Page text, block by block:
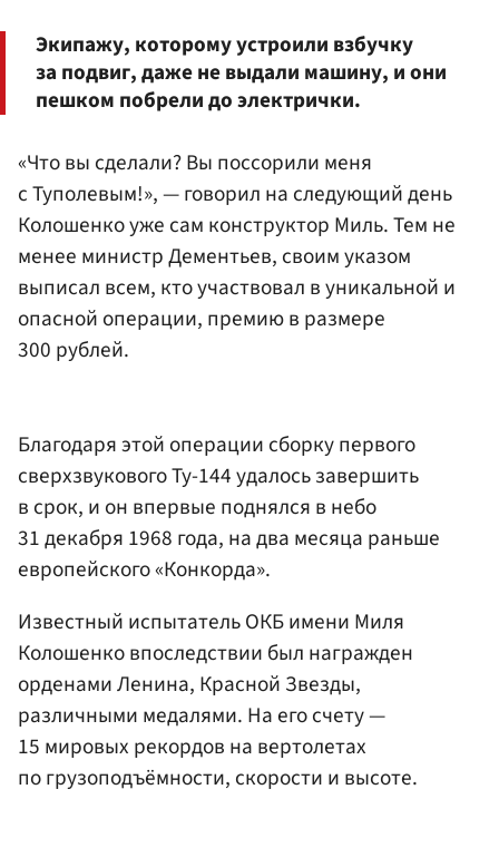
Экипажу, которому устроили взбучку
за подвиг, даже не выдали машину, и они
пешком побрели до электрички.
«Что вы сделали? Вы поссорили меня
с Туполевым!», — говорил на следующий день
Колошенко уже сам конструктор Миль. Тем не
менее министр Дементьев, своим указом
выписал всем, кто участвовал в уникальной и
опасной операции, премию в размере
300 рублей.
Благодаря этой операции сборку первого
сверхзвукового Ту-144 удалось завершить
в срок, и он впервые поднялся в небо
31 декабря 1968 года, на два месяца раньше
европейского «Конкорда».
Известный испытатель ОКБ имени Миля
Колошенко впоследствии был награжден
орденами Ленина, Красной Звезды,
различными медалями. На его счету —
15 мировых рекордов на вертолетах
по грузоподъёмности, скорости и высоте.